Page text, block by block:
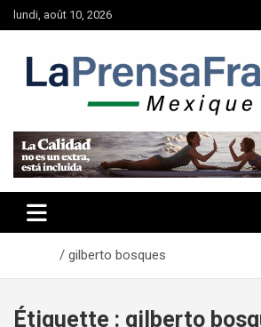
Aller
au
lundi, août 10, 2026
gilberto bosques
Étiquette : gilberto